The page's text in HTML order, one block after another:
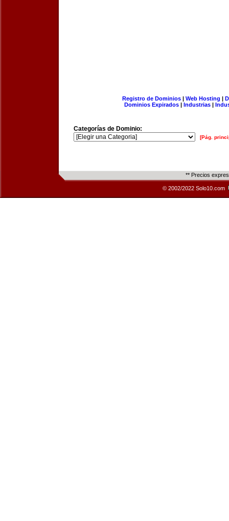
Registro de Dominios| Web Hosting |
Dominios Expirados | Industrias |
Categorías de Dominio:
[Pág.
** Precios
© 2002/2022 Solo10.com